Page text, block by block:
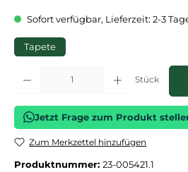
Sofort verfügbar, Lieferzeit: 2-3
Tapete
Produkt Anzahl: Gib den gewünschten
Stück
Jetzt Frage zum Produkt
Zum Merkzettel hinzufügen
Produktnummer: 23-005421.1